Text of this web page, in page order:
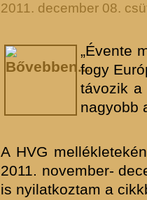
2011. december 08.
„Évente
fogy
távozik a
nagyobb
A HVG
2011. november-
is nyilatkoztam a